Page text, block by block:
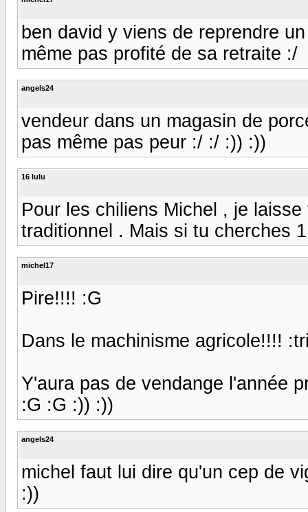
ben david y viens de reprendre
même pas profité de sa retraite :/
angels24
vendeur dans un magasin de
pas même pas peur :/ :/ :)) :))
16 lulu
Pour les chiliens Michel , je
traditionnel . Mais si tu cherches
michel17
Pire!!!! :G
Dans le machinisme agricole!!!!
Y'aura pas de vendange l'année
:G :G :)) :))
angels24
michel faut lui dire qu'un cep de
:))